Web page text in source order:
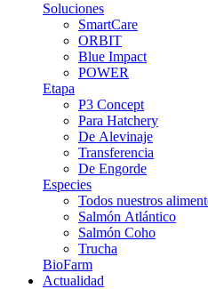
Soluciones
SmartCare
ORBIT
Blue Impact
POWER
Etapa
P3 Concept
Para Hatchery
De Alevinaje
Transferencia
De Engorde
Especies
Todos nuestros
Salmón Atlántico
Salmón Coho
Trucha
BioFarm
Actualidad